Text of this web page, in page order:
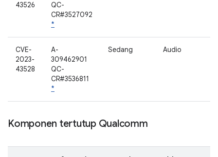
43526
QC-
CR#3527092
*
CVE-
2023-
43528
A-
309462901
QC-
CR#3536811
*
Sedang Audio
Komponen tertutup Qualcomm